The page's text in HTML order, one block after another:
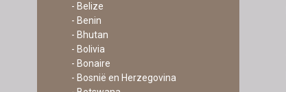
- Belize
- Benin
- Bhutan
- Bolivia
- Bonaire
- Bosnië en Herzegovina